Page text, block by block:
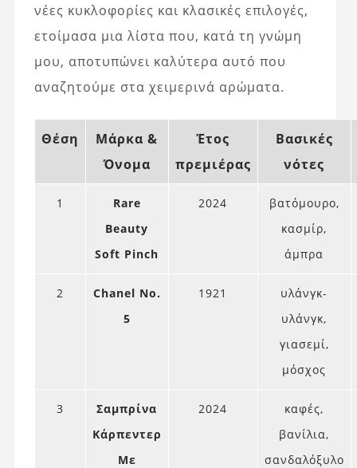
νέες κυκλοφορίες και κλασικές επιλογές,
ετοίμασα μια λίστα που, κατά τη γνώμη
μου, αποτυπώνει καλύτερα αυτό που
αναζητούμε στα χειμερινά αρώματα.
Θέση
Μάρκα &
Όνομα
Έτος
πρεμιέρας
Βασικές
νότες
1
Rare
Beauty
Soft Pinch
2024
βατόμουρο,
κασμίρ,
άμπρα
2
Chanel No.
5
1921
υλάνγκ-
υλάνγκ,
γιασεμί,
μόσχος
3
Σαμπρίνα
Κάρπεντερ
Με
2024
καφές,
βανίλια,
σανδαλόξυλο